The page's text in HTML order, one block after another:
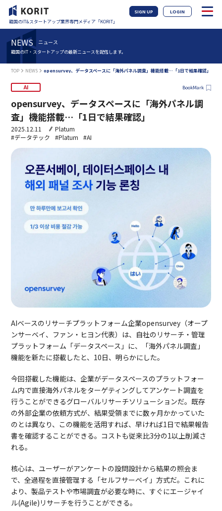
韓国のIT&スタートアップ業界専門メディア「KORIT」
SIGN UP LOGIN
NEWS ニュース
韓国のIT・スタートアップの最新ニュースを配信します。
TOP NEWS opensurvey、データスペースに「海外パネル調査」機能搭載…「1日で結果確認」
AI BookMark
opensurvey、データスペースに「海外パネル調
査」機能搭載…「1日で結果確認」
2025.12.11
Platum
#データテック
#Platum #AI
AIベースのリサーチプラットフォーム企業opensurvey（オープ
ンサーベイ、ファン・ヒヨン代表）は、自社のリサーチ・管理
プラットフォーム「データスペース」に、「海外パネル調査」
機能を新たに搭載したと、10日、明らかにした。
今回搭載した機能は、企業がデータスペースのプラットフォー
ム内で直接海外パネルをターゲティングしてアンケート調査を
行うことができるグローバルリサーチソリューションだ。既存
の外部企業の依頼方式が、結果受領までに数ヶ月かかっていた
のとは異なり、この機能を活用すれば、早ければ1日で結果報告
書を確認することができる。コストも従来比3分の1以上削減さ
れる。
核心は、ユーザーがアンケートの設問設計から結果の照会ま
で、全過程を直接管理する「セルフサーベイ」方式だ。これに
より、製品テストや市場調査が必要な時に、すぐにエージャイ
ル(Agile)リサーチを行うことができる。